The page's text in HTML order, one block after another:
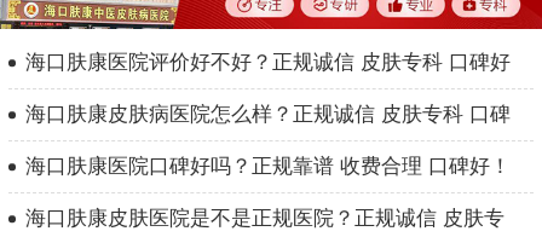
海口肤康医院评价好不好？正规诚信 皮肤专科 口碑好
海口肤康皮肤病医院怎么样？正规诚信 皮肤专科 口碑
海口肤康医院口碑好吗？正规靠谱 收费合理 口碑好！
海口肤康皮肤医院是不是正规医院？正规诚信 皮肤专